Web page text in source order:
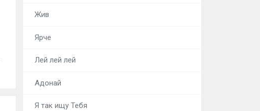
Жив
Ярче
Лей лей лей
Адонай
Я так ищу Тебя